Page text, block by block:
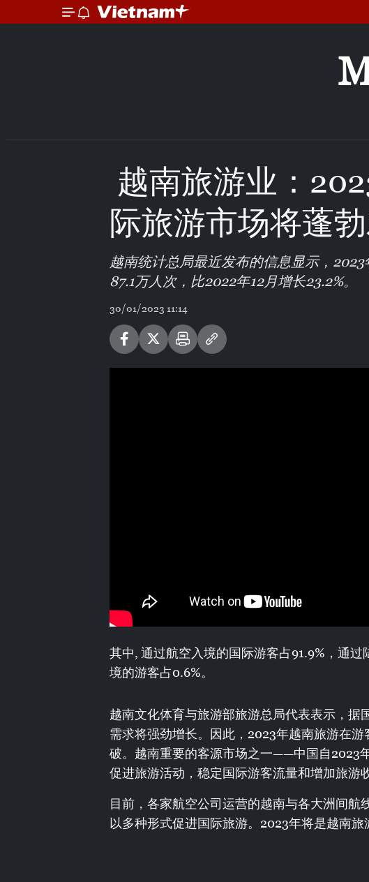
越南旅游业：
际旅游市场将蓬
越南统计总局最近发布的信息显示，
87.1万人次，比2022年12月增长23.2%。
30/01/2023 11:14
其中, 通过航空入境的国际游客占91.9%，通过
境的游客占0.6%。
越南文化体育与旅游部旅游总局代表表示，据
需求将强劲增长。因此，2023年越南旅游在
破。越南重要的客源市场之一——中国自2023
促进旅游活动，稳定国际游客流量和增加旅游
目前，各家航空公司运营的越南与各大洲间航
以多种形式促进国际旅游。2023年将是越南旅